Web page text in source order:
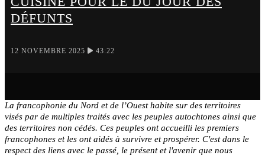
DÉFUNTS
12 NOVEMBRE 2025 43:22
La francophonie du Nord et de l’Ouest habite sur des territoires
visés par de multiples traités avec les peuples autochtones ainsi que
des territoires non cédés. Ces peuples ont accueilli les premiers
francophones et les ont aidés à survivre et prospérer. C'est dans le
respect des liens avec le passé, le présent et l'avenir que nous